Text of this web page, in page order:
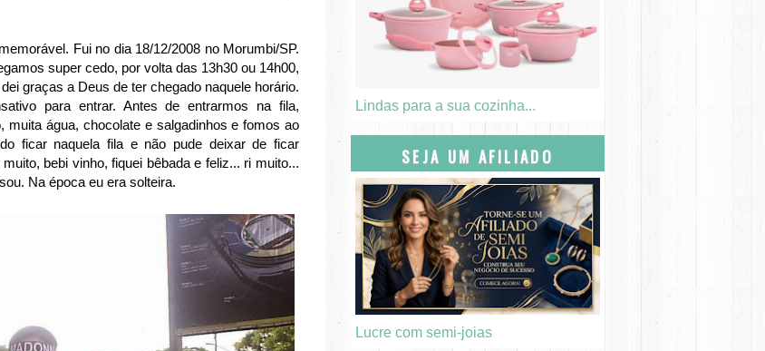
Fui no dia 18/12/2008 no Morumbi/SP.
super cedo, por volta das 13h30 ou 14h00,
graças a Deus de ter chegado naquele horário.
para entrar. Antes de entrarmos na fila,
água, chocolate e salgadinhos e fomos ao
ficar naquela fila e não pude deixar de ficar
bebi vinho, fiquei bêbada e feliz... ri muito...
Na época eu era solteira.
Lindas para a sua cozinha...
SEJA UM AFILIADO
Lucre com semi-joias